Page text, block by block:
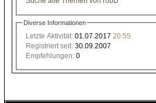
Diverse Informationen
Letzte Aktivität: 01.07.2017 20:55
Registriert seit: 30.09.2007
Empfehlungen: 0